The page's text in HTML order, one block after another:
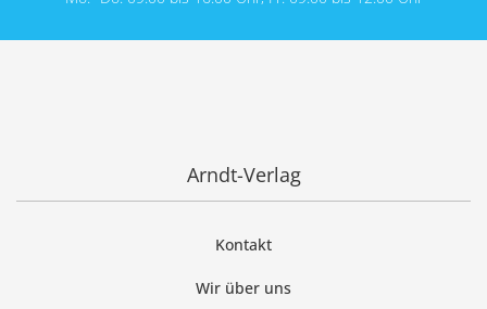
Arndt-Verlag
Kontakt
Wir über uns